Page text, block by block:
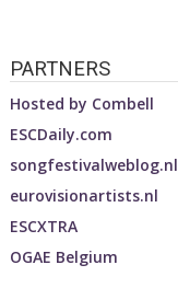
PARTNERS
Hosted by Combell
ESCDaily.com
songfestivalweblog.nl
eurovisionartists.nl
ESCXTRA
OGAE Belgium